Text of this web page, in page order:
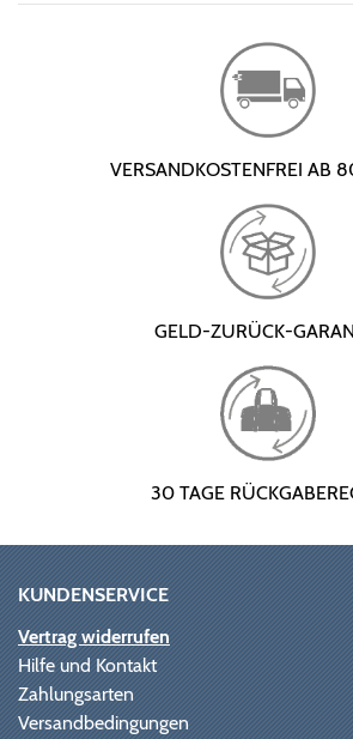
VERSANDKOSTENFREI AB
GELD-ZURÜCK-
30 TAGE
KUNDENSERVICE
Vertrag widerrufen
Hilfe und Kontakt
Zahlungsarten
Versandbedingungen